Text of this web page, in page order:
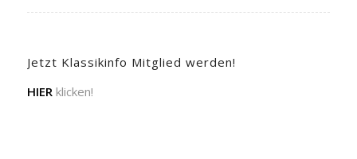
Jetzt Klassikinfo Mitglied werden!
HIER klicken!